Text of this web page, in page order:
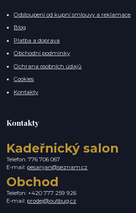
Odstoupení od kupní smlouvy a reklamace
Blog
Platba a doprava
Obchodní podmínky
Ochrana osobních údajů
Cookies
Kontakty
Kontakty
Kadeřnický salon
Telefon: 776 706 067
E-mail: pesanjan@seznam.cz
Obchod
Telefon: +420 777 259 926
E-mail: prodej@outbug.cz